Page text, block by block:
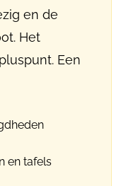
en de
Het
Een
en tafels